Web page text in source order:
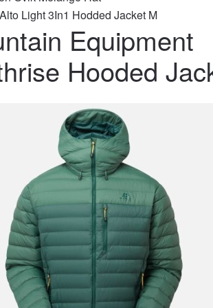
Light 3In1 Hodded Jacket M
Equipment
Hooded